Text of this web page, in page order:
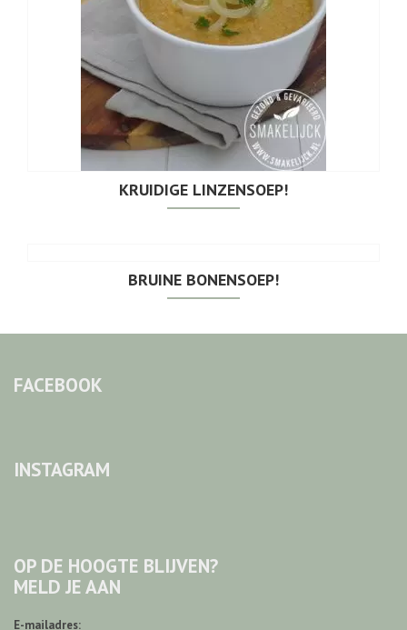
KRUIDIGE LINZENSOEP!
BRUINE BONENSOEP!
FACEBOOK
INSTAGRAM
OP DE HOOGTE BLIJVEN?
MELD JE AAN
E-mailadres: